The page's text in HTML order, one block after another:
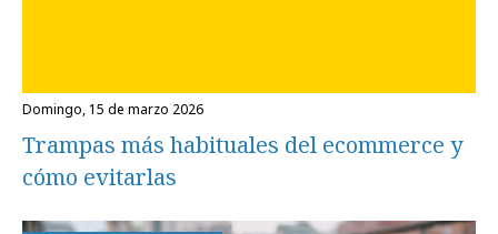
domingo, 15 de marzo 2026
Trampas más habituales del ecommerce y
cómo evitarlas